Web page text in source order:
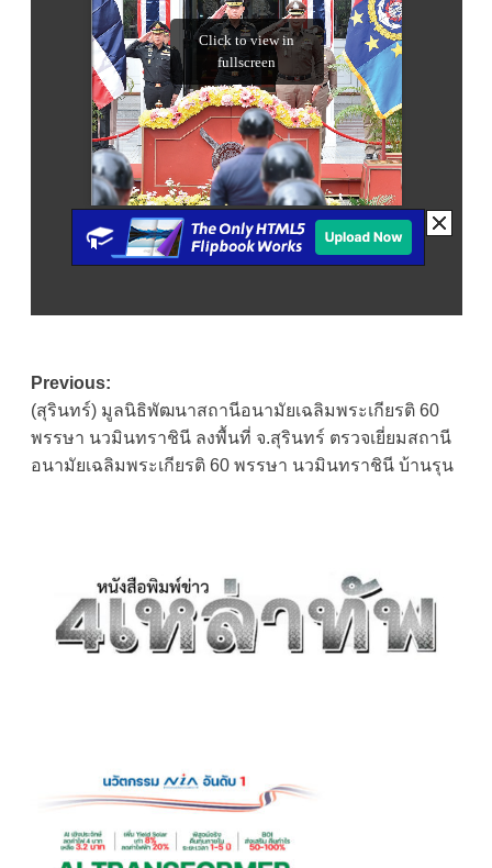
Post
navigation
Previous:
(สุรินทร์) มูลนิธิพัฒนาสถานีอนามัยเฉลิมพระเกียรติ 60
พรรษา นวมินทราชินี ลงพื้นที่ จ.สุรินทร์ ตรวจเยี่ยมสถานี
อนามัยเฉลิมพระเกียรติ 60 พรรษา นวมินทราชินี บ้านรุน